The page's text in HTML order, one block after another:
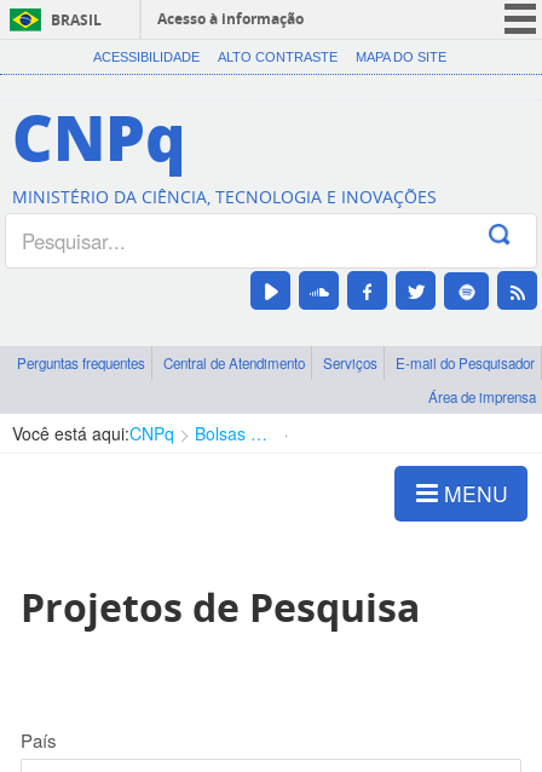
BRASIL
Acesso à informação
CORONAVÍRUS (COVID-19)
Canais
ACESSIBILIDADE ALTO CONTRASTE MAPA DO SITE
CNPq
MINISTÉRIO DA CIÊNCIA, TECNOLOGIA E INOVAÇÕES
Perguntas frequentes Central de Atendimento Serviços
E-mail do Pesquisador
Área de imprensa
Você está aqui:CNPq Bolsas e Auxílios Vigentes
MENU
Projetos de Pesquisa
País